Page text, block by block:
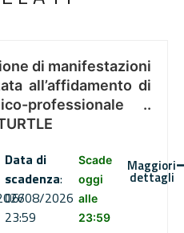
di manifestazioni
all’affidamento di
professionale ..
Data di
scadenza:
06/08/2026
23:59
Scade
oggi
alle
23:59
Maggiori
dettagli